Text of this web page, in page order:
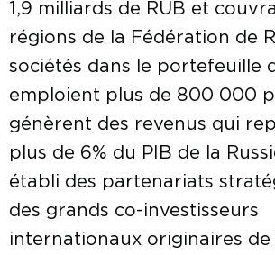
1,9 milliards de RUB et
régions de la Fédération de
sociétés dans le portefeuille
emploient plus de 800 000
génèrent des revenus qui
plus de 6% du PIB de la
établi des partenariats
des grands co-investisseurs
internationaux originaires de